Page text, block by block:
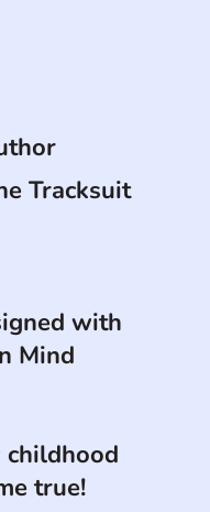
Tracksuit
with
Mind
childhood
true!